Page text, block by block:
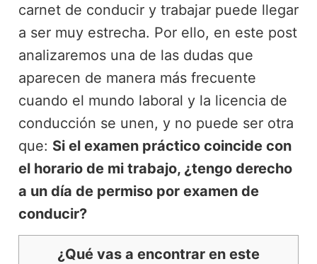
carnet de conducir y trabajar puede llegar
a ser muy estrecha. Por ello, en este post
analizaremos una de las dudas que
aparecen de manera más frecuente
cuando el mundo laboral y la licencia de
conducción se unen, y no puede ser otra
que: Si el examen práctico coincide con
el horario de mi trabajo, ¿tengo derecho
a un día de permiso por examen de
conducir?
¿Qué vas a encontrar en este